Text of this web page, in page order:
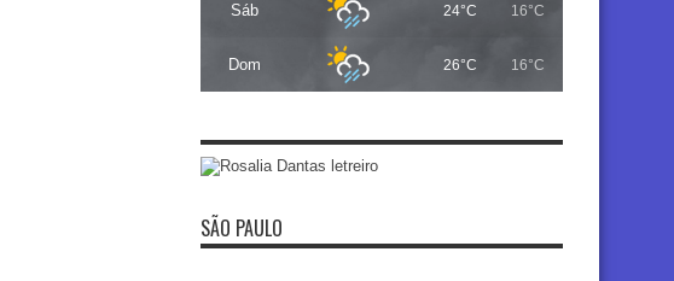
Sáb 24°C 16°C
Dom 26°C 16°C
SÃO PAULO